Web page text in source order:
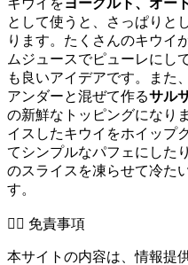
として使うと、さっぱりと
ります。たくさんのキウイ
ムジュースでピューレにし
も良いアイデアです。また
アンダーと混ぜて作るサル
の新鮮なトッピングになり
イスしたキウイをホイップ
てシンプルなパフェにした
のスライスを凍らせて冷た
す。
👨‍⚕️️ 免責事項
本サイトの内容は、情報提